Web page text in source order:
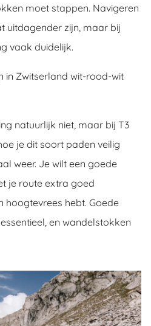
moet stappen. Navigeren
uitdagender zijn, maar bij
vaak duidelijk.
in Zwitserland wit-rood-wit
natuurlijk niet, maar bij T3
je dit soort paden veilig
weer. Je wilt een goede
je route extra goed
hoogtevrees hebt. Goede
en wandelstokken